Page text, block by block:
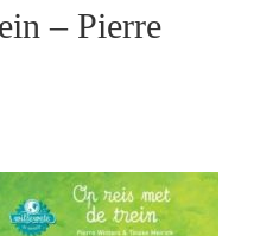
– Pierre